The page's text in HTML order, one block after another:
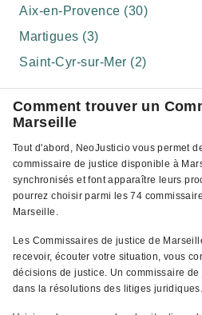
Aix-en-Provence (30)
Martigues (3)
Saint-Cyr-sur-Mer (2)
Comment trouver un
Marseille
Tout d'abord, NeoJusticio vous permet
commissaire de justice disponible à
synchronisés et font apparaître leurs
pourrez choisir parmi les 74
Marseille.
Les Commissaires de justice de
recevoir, écouter votre situation, vous
décisions de justice. Un commissaire
dans la résolutions des litiges juridiques.